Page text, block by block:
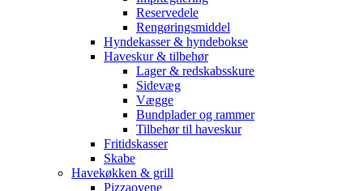
Reservedele
Rengøringsmiddel
Hyndekasser & hyndebokse
Haveskur & tilbehør
Lager & redskabsskure
Sidevæg
Vægge
Bundplader og rammer
Tilbehør til haveskur
Fritidskasser
Skabe
Havekøkken & grill
Pizzaovene